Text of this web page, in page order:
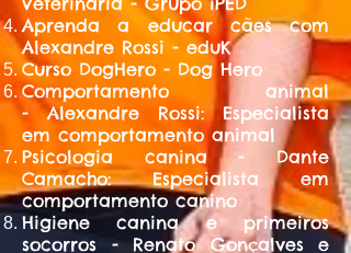
Aprenda a educar cães com
Alexandre Rossi - eduK
Curso DogHero - Dog Hero
Comportamento animal
- Alexandre Rossi: Especialista
em comportamento animal
Psicologia canina - Dante
Camacho: Especialista em
comportamento canino
Higiene canina e primeiros
socorros - Renato Gonçalves e